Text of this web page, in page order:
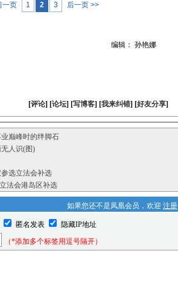
一页 1 2 3 后一页 >>
编辑： 孙艳娜
[评论] [论坛] [写博客] [我来纠错] [好友分享]
巅峰时的绊脚石
人识(图)
选立法会补选
法会港岛区补选
如果您还不是凤凰会员，欢迎 注册
匿名发表
隐藏IP地址
（*添加多个标签用逗号隔开）